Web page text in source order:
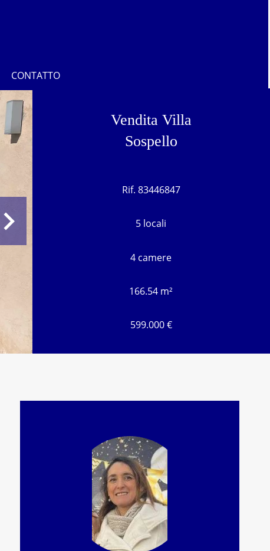
CONTATTO
Vendita Villa
Sospello
Rif. 83446847
5 locali
4 camere
166.54 m²
599.000 €